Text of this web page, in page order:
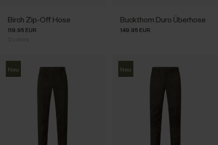
Birch Zip-Off Hose
119.95 EUR
Buckthorn Duro Überhose
149.95 EUR
Neu Neu